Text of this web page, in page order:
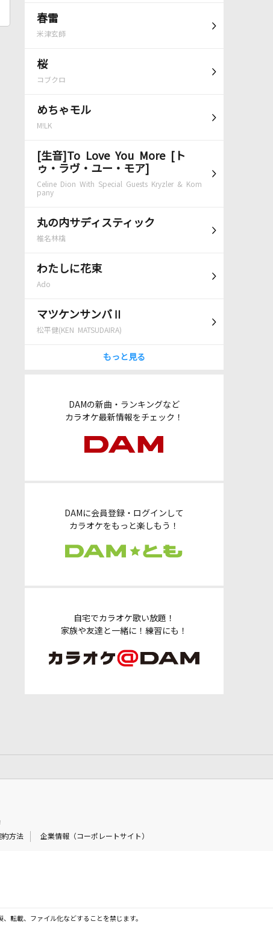
春雷
米津玄師
桜
コブクロ
めちゃモル
M!LK
[生音]To Love You More [ト
ゥ・ラヴ・ユー・モア]
Celine Dion With Special Guests Kryzler & Kom
pany
丸の内サディスティック
椎名林檎
わたしに花束
Ado
マツケンサンバⅡ
松平健(KEN MATSUDAIRA)
もっと見る
DAMの新曲・ランキングなど
カラオケ最新情報をチェック！
DAMに会員登録・ログインして
カラオケをもっと楽しもう！
自宅でカラオケ歌い放題！
家族や友達と一緒に！練習にも！
約方法 企業情報（コーポレートサイト）
転載、ファイル化などすることを禁じます。